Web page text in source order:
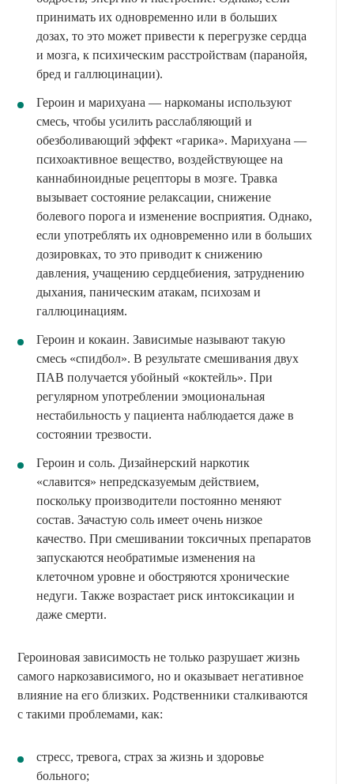
принимать их одновременно или в больших
дозах, то это может привести к перегрузке сердца
и мозга, к психическим расстройствам (паранойя,
бред и галлюцинации).
Героин и марихуана — наркоманы используют
смесь, чтобы усилить расслабляющий и
обезболивающий эффект «гарика». Марихуана —
психоактивное вещество, воздействующее на
каннабиноидные рецепторы в мозге. Травка
вызывает состояние релаксации, снижение
болевого порога и изменение восприятия. Однако,
если употреблять их одновременно или в больших
дозировках, то это приводит к снижению
давления, учащению сердцебиения, затруднению
дыхания, паническим атакам, психозам и
галлюцинациям.
Героин и кокаин. Зависимые называют такую
смесь «спидбол». В результате смешивания двух
ПАВ получается убойный «коктейль». При
регулярном употреблении эмоциональная
нестабильность у пациента наблюдается даже в
состоянии трезвости.
Героин и соль. Дизайнерский наркотик
«славится» непредсказуемым действием,
поскольку производители постоянно меняют
состав. Зачастую соль имеет очень низкое
качество. При смешивании токсичных препаратов
запускаются необратимые изменения на
клеточном уровне и обостряются хронические
недуги. Также возрастает риск интоксикации и
даже смерти.
Героиновая зависимость не только разрушает жизнь
самого наркозависимого, но и оказывает негативное
влияние на его близких. Родственники сталкиваются
с такими проблемами, как:
стресс, тревога, страх за жизнь и здоровье
больного;